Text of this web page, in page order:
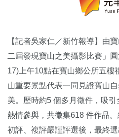
【記者吳家仁／新竹報導】由
二屆發現寶山之美攝影比賽」
17)上午10點在寶山鄉公所五樓
山重要景點代表一同見證寶山
美。歷時約5 個多月徵件，吸
熱情參與，共徵集618 件作品
初評、複評嚴謹評選後，最終